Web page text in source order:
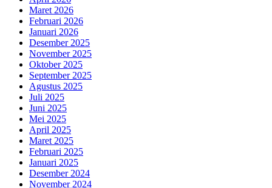
Maret 2026
Februari 2026
Januari 2026
Desember 2025
November 2025
Oktober 2025
September 2025
Agustus 2025
Juli 2025
Juni 2025
Mei 2025
April 2025
Maret 2025
Februari 2025
Januari 2025
Desember 2024
November 2024